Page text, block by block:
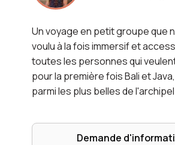
Un voyage en petit groupe que
voulu à la fois immersif et
toutes les personnes qui
pour la première fois Bali et
parmi les plus belles de
Demande